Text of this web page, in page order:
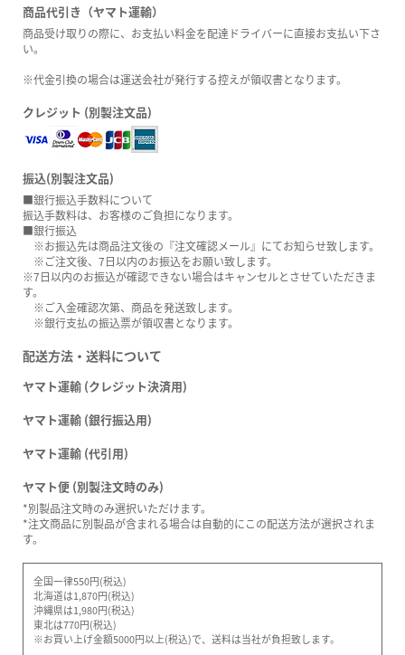
商品代引き（ヤマト運輸）
商品受け取りの際に、お支払い料金を配達ドライバーに直接お支払い下さ
い。
※代金引換の場合は運送会社が発行する控えが領収書となります。
クレジット (別製注文品)
振込(別製注文品)
■銀行振込手数料について
振込手数料は、お客様のご負担になります。
■銀行振込
※お振込先は商品注文後の『注文確認メール』にてお知らせ致します。
※ご注文後、7日以内のお振込をお願い致します。
※7日以内のお振込が確認できない場合はキャンセルとさせていただきま
す。
※ご入金確認次第、商品を発送致します。
※銀行支払の振込票が領収書となります。
配送方法・送料について
ヤマト運輸 (クレジット決済用)
ヤマト運輸 (銀行振込用)
ヤマト運輸 (代引用)
ヤマト便 (別製注文時のみ)
*別製品注文時のみ選択いただけます。
*注文商品に別製品が含まれる場合は自動的にこの配送方法が選択されま
す。
全国一律550円(税込)
北海道は1,870円(税込)
沖縄県は1,980円(税込)
東北は770円(税込)
※お買い上げ金額5000円以上(税込)で、送料は当社が負担致します。